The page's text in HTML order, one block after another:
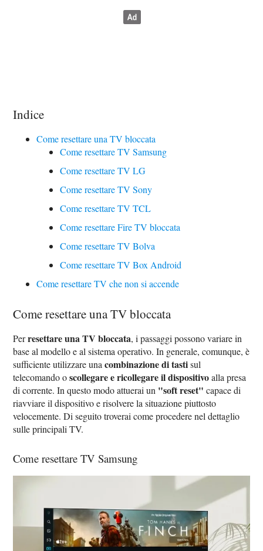
Indice
Come resettare una TV bloccata
Come resettare TV Samsung
Come resettare TV LG
Come resettare TV Sony
Come resettare TV TCL
Come resettare Fire TV bloccata
Come resettare TV Bolva
Come resettare TV Box Android
Come resettare TV che non si accende
Come resettare una TV bloccata
Perresettare una TV bloccata, i passaggi possono variare in
base al modello e al sistema operativo. In generale, comunque, è
sufficiente utilizzare unacombinazione di tastisul
telecomando oscollegare e ricollegare il dispositivoalla presa
di corrente. In questo modo attuerai un "soft reset" capace di
riavviare il dispositivo e risolvere la situazione piuttosto
velocemente. Di seguito troverai come procedere nel dettaglio
sulle principali TV.
Come resettare TV Samsung